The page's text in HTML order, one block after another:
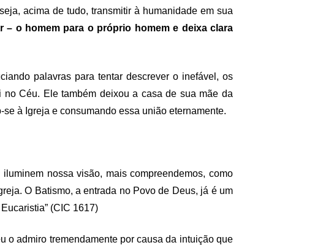
acima de tudo, transmitir à humanidade em sua
– o homem para o próprio homem e deixa clara
palavras para tentar descrever o inefável, os
Céu. Ele também deixou a casa de sua mãe da
à Igreja e consumando essa união eternamente.
nossa visão, mais compreendemos, como
O Batismo, a entrada no Povo de Deus, já é um
(CIC 1617)
o admiro tremendamente por causa da intuição que